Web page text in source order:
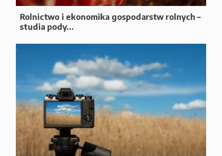
Rolnictwo i ekonomika gospodarstw rolnych –
studia pody...